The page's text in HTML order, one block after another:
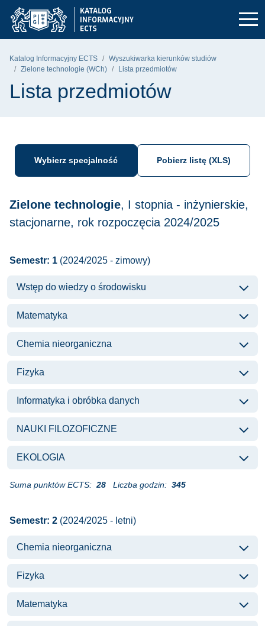
Przejdź do głównego menu
Przejdź do nawigacji
Przejdź do treści
Politechnika Gdańska - strona główna
Katalog Informacyjny ECTS
Wyszukiwarka kierunków studiów
Zielone technologie (WCh)
Lista przedmiotów
Lista przedmiotów
Wybierz specjalność Pobierz listę (XLS)
Zielone technologie, I stopnia - inżynierskie,
stacjonarne, rok rozpoczęcia 2024/2025
Semestr: 1 (2024/2025 - zimowy)
Wstęp do wiedzy o środowisku
Matematyka
Chemia nieorganiczna
Fizyka
Informatyka i obróbka danych
NAUKI FILOZOFICZNE
EKOLOGIA
Suma punktów ECTS: 28 Liczba godzin: 345
Semestr: 2 (2024/2025 - letni)
Chemia nieorganiczna
Fizyka
Matematyka